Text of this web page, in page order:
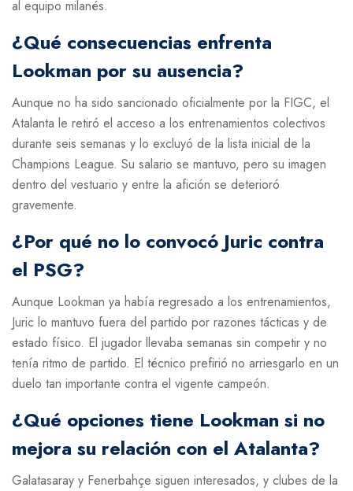
al equipo milanés.
¿Qué consecuencias enfrenta
Lookman por su ausencia?
Aunque no ha sido sancionado oficialmente por la FIGC, el
Atalanta le retiró el acceso a los entrenamientos colectivos
durante seis semanas y lo excluyó de la lista inicial de la
Champions League. Su salario se mantuvo, pero su imagen
dentro del vestuario y entre la afición se deterioró
gravemente.
¿Por qué no lo convocó Juric contra
el PSG?
Aunque Lookman ya había regresado a los entrenamientos,
Juric lo mantuvo fuera del partido por razones tácticas y de
estado físico. El jugador llevaba semanas sin competir y no
tenía ritmo de partido. El técnico prefirió no arriesgarlo en un
duelo tan importante contra el vigente campeón.
¿Qué opciones tiene Lookman si no
mejora su relación con el Atalanta?
Galatasaray y Fenerbahçe siguen interesados, y clubes de la